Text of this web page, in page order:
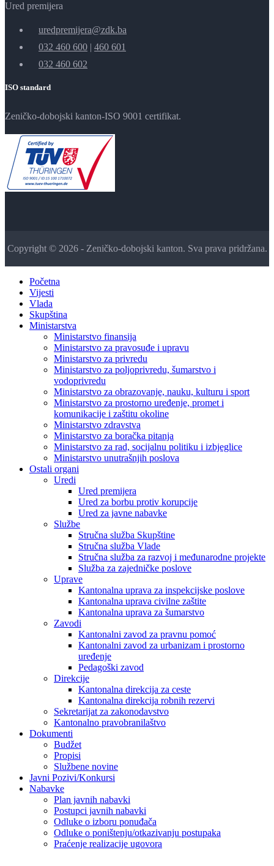
Ured premijera
uredpremijera@zdk.ba
032 460 600 | 460 601
032 460 602
ISO standard
Zeničko-dobojski kanton-ISO 9001 certifikat.
Copyright © 2026 - Zeničko-dobojski kanton. Sva prava pridržana.
Početna
Vijesti
Vlada
Skupština
Ministarstva
Ministarstvo finansija
Ministarstvo za pravosuđe i upravu
Ministarstvo za privredu
Ministarstvo za poljoprivredu, šumarstvo i
vodoprivredu
Ministarstvo za obrazovanje, nauku, kulturu i sport
Ministarstvo za prostorno uređenje, promet i
komunikacije i zaštitu okoline
Ministarstvo zdravstva
Ministarstvo za boračka pitanja
Ministarstvo za rad, socijalnu politiku i izbjeglice
Ministarstvo unutrašnjih poslova
Ostali organi
Uredi
Ured premijera
Ured za borbu protiv korupcije
Ured za javne nabavke
Službe
Stručna služba Skupštine
Stručna služba Vlade
Stručna služba za razvoj i međunarodne projekte
Služba za zajedničke poslove
Uprave
Kantonalna uprava za inspekcijske poslove
Kantonalna uprava civilne zaštite
Kantonalna uprava za šumarstvo
Zavodi
Kantonalni zavod za pravnu pomoć
Kantonalni zavod za urbanizam i prostorno
uređenje
Pedagoški zavod
Direkcije
Kantonalna direkcija za ceste
Kantonalna direkcija robnih rezervi
Sekretarijat za zakonodavstvo
Kantonalno pravobranilaštvo
Dokumenti
Budžet
Propisi
Službene novine
Javni Pozivi/Konkursi
Nabavke
Plan javnih nabavki
Postupci javnih nabavki
Odluke o izboru ponuđača
Odluke o poništenju/otkazivanju postupaka
Praćenje realizacije ugovora